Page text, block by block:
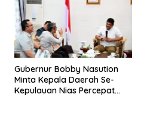
Gubernur Bobby Nasution
Minta Kepala Daerah Se-
Kepulauan Nias Percepat